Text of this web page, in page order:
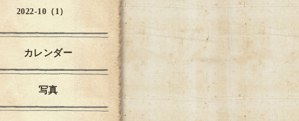
2022-10（1）
カレンダー
写真